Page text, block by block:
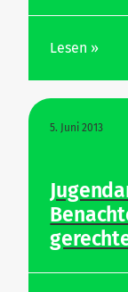
Lesen »
5. Juni 2013